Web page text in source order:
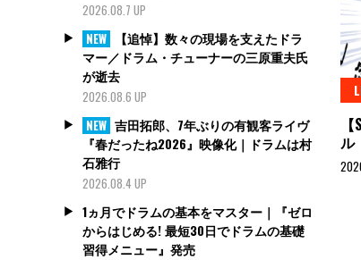
ル
2026.08.7 UP
NEW
【追悼】数々の現場を支えたドラ
マー／ドラム・チューナーの三原重夫氏
が逝去
2026.08.6 UP
NEW 吉田拓郎、7年ぶりの有観客ライヴ
『春だったね2026』映像化｜ドラムは村
石雅行
2026.08.4 UP
1ヵ月でドラムの基本をマスター｜『ゼロ
からはじめる! 最短30日でドラムの基礎
習得メニュー』発売